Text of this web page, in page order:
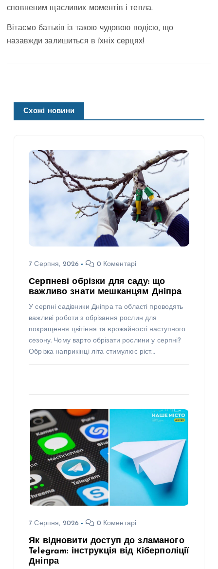
сповненим щасливих моментів і тепла.
Вітаємо батьків із такою чудовою подією, що
назавжди залишиться в їхніх серцях!
Схожі новини
7 Серпня, 2026 0 Коментарі
Серпневі обрізки для саду: що
важливо знати мешканцям Дніпра
У серпні садівники Дніпра та області проводять
важливі роботи з обрізання рослин для
покращення цвітіння та врожайності наступного
сезону. Чому варто обрізати рослини у серпні?
Обрізка наприкінці літа стимулює ріст…
7 Серпня, 2026 0 Коментарі
Як відновити доступ до зламаного
Telegram: інструкція від Кіберполіції
Дніпра